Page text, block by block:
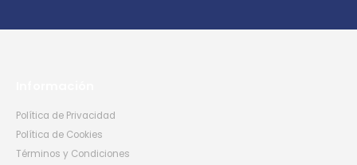
Política de Privacidad
Política de Cookies
Términos y Condiciones